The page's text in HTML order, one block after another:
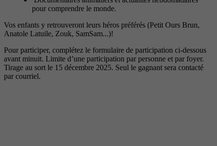
pour comprendre le monde.
Vos enfants y retrouveront leurs héros préférés (Petit Ours Brun,
Anatole Latuile, Zouk, SamSam...)!
Pour participer, complétez le formulaire de participation ci-dessous
avant minuit. Limite d’une participation par personne et par foyer.
Tirage au sort le 15 décembre 2025. Seul le gagnant sera contacté
par courriel.